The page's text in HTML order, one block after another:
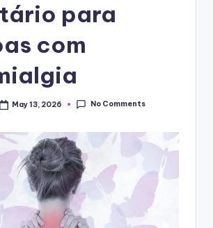
para
com
May 13, 2026 No Comments